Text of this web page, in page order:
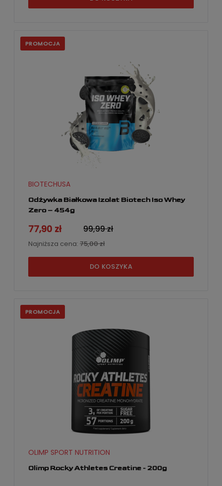
Odżywka Białkowa Izolat Biotech Iso Whey
Zero – 454g
BIOTECHUSA
77,90 zł 99,99 zł
Najniższa cena: 75,00 zł
DO KOSZYKA
PROMOCJA
Olimp Rocky Athletes Creatine - 200g
OLIMP SPORT NUTRITION
PROMOCJA